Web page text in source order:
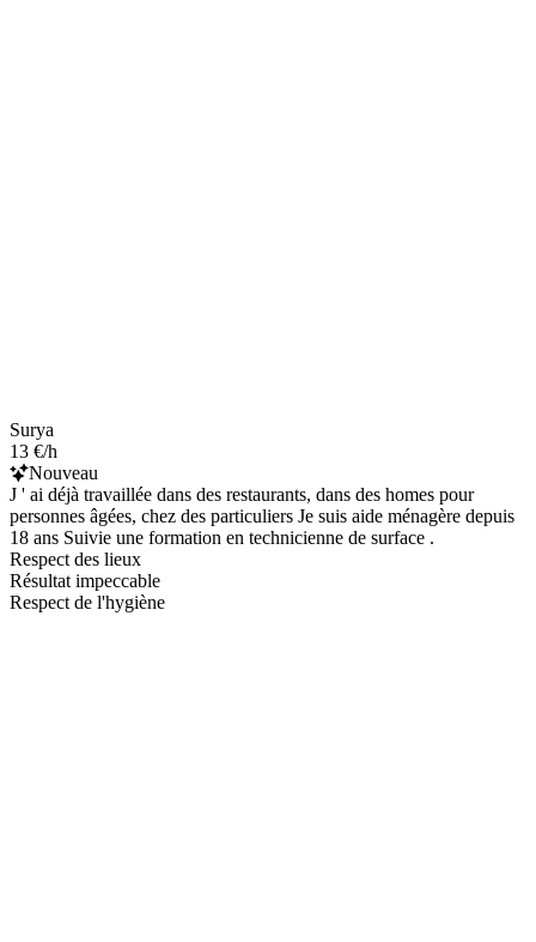
Surya
13 €/h
Nouveau
J ' ai déjà travaillée dans des restaurants, dans des homes pour
personnes âgées, chez des particuliers Je suis aide ménagère depuis
18 ans Suivie une formation en technicienne de surface .
Respect des lieux
Résultat impeccable
Respect de l'hygiène